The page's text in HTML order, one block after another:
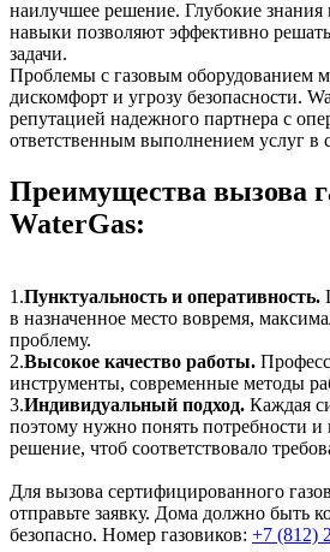
наилучшее решение. Глубокие
навыки позволяют эффективно
задачи.
Проблемы с газовым оборудованием
дискомфорт и угрозу безопасности.
репутацией надежного партнера с
ответственным выполнением услуг в
Преимущества вызова
WaterGas:
1.Пунктуальность и оперативность.
в назначенное место вовремя,
проблему.
2.Высокое качество работы.
инструменты, современные методы
3.Индивидуальный подход. Каждая
поэтому нужно понять потребности
решение, чтоб соответствовало
Для вызова сертифицированного
отправьте заявку. Дома должно быть
безопасно. Номер газовиков: +7 (812)